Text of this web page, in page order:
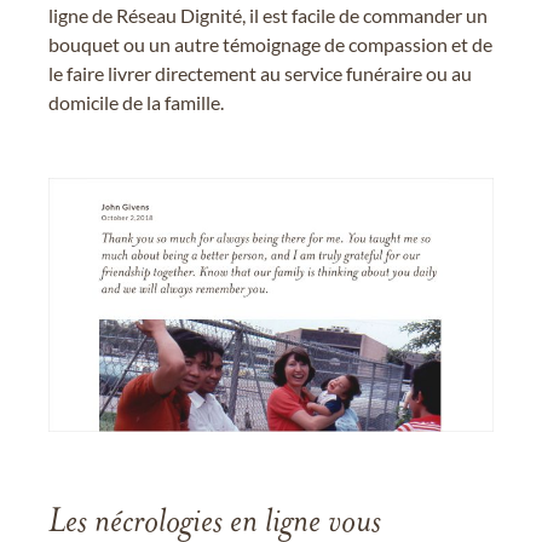
ligne de Réseau Dignité, il est facile de commander un
bouquet ou un autre témoignage de compassion et de
le faire livrer directement au service funéraire ou au
domicile de la famille.
Les nécrologies en ligne vous